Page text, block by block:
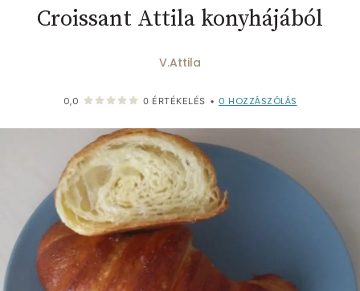
Croissant Attila konyhájából
V.Attila
0,0 0 ÉRTÉKELÉS • 0 HOZZÁSZÓLÁS